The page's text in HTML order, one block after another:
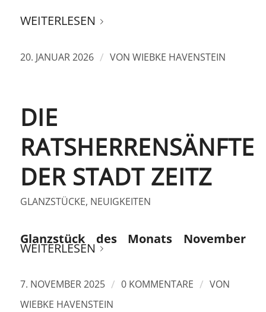
WEITERLESEN
20. JANUAR 2026 / VON WIEBKE HAVENSTEIN
DIE
RATSHERRENSÄNFTE
DER STADT ZEITZ
GLANZSTÜCKE, NEUIGKEITEN
Glanzstück des Monats November
WEITERLESEN
7. NOVEMBER 2025 / 0 KOMMENTARE / VON
WIEBKE HAVENSTEIN